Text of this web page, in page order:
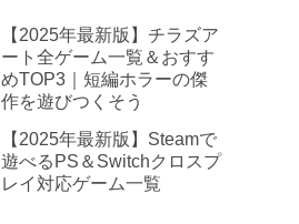
【2025年最新版】チラズア
ート全ゲーム一覧＆おすす
めTOP3｜短編ホラーの傑
作を遊びつくそう
【2025年最新版】Steamで
遊べるPS＆Switchクロスプ
レイ対応ゲーム一覧